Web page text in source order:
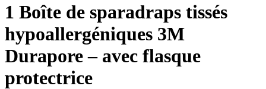
1 Boîte de sparadraps tissés
hypoallergéniques 3M
Durapore – avec flasque
protectrice